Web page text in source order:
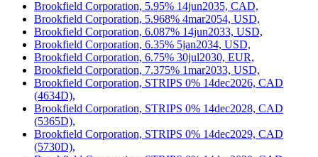
Brookfield Corporation, 5.95% 14jun2035, CAD,
Brookfield Corporation, 5.968% 4mar2054, USD,
Brookfield Corporation, 6.087% 14jun2033, USD,
Brookfield Corporation, 6.35% 5jan2034, USD,
Brookfield Corporation, 6.75% 30jul2030, EUR,
Brookfield Corporation, 7.375% 1mar2033, USD,
Brookfield Corporation, STRIPS 0% 14dec2026, CAD
(4634D),
Brookfield Corporation, STRIPS 0% 14dec2028, CAD
(5365D),
Brookfield Corporation, STRIPS 0% 14dec2029, CAD
(5730D),